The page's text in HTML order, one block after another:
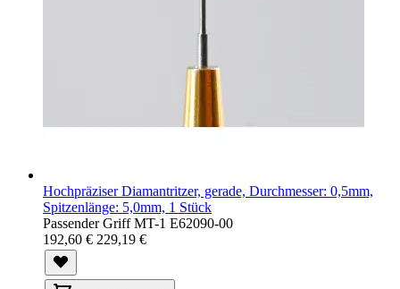
Hochpräziser Diamantritzer, gerade, Durchmesser: 0,5mm,
Spitzenlänge: 5,0mm, 1 Stück
Passender Griff MT-1 E62090-00
192,60 € 229,19 €